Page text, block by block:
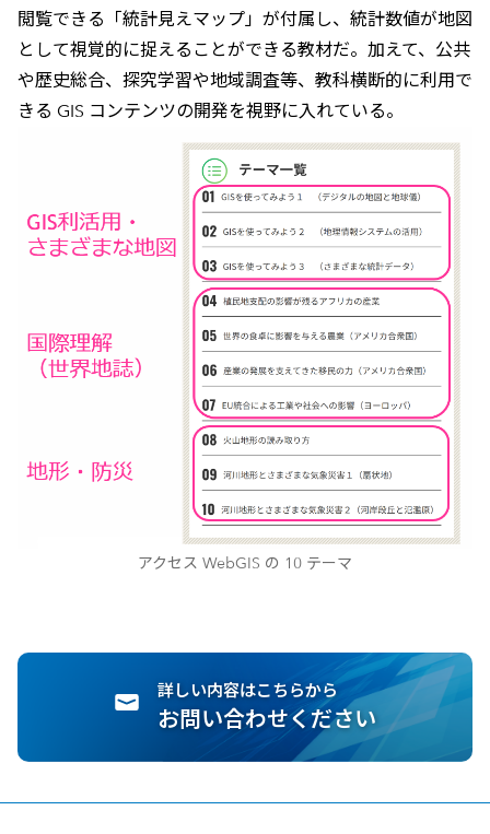
閲覧できる「統計見えマップ」が付属し、統計数値が地図
として視覚的に捉えることができる教材だ。加えて、公共
や歴史総合、探究学習や地域調査等、教科横断的に利用で
きる GIS コンテンツの開発を視野に入れている。
アクセス WebGIS の 10 テーマ
詳しい内容はこちらから
お問い合わせください